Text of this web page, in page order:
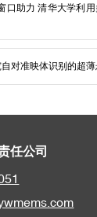
口助力 清华大学利
对准映体识别的超
任公司